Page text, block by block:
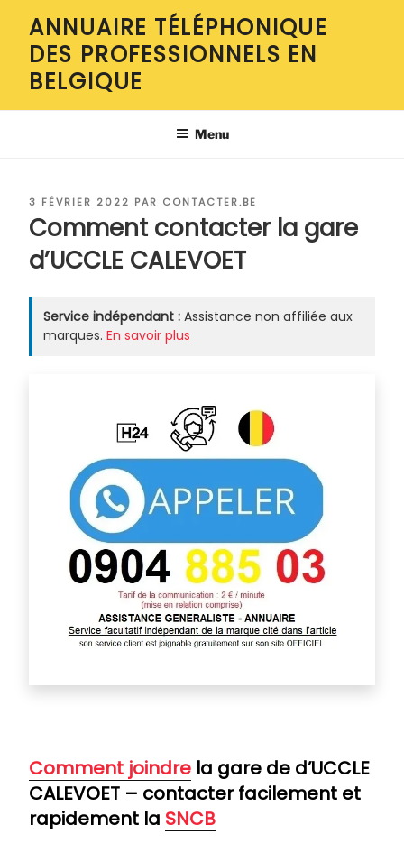
contenu
principal
ANNUAIRE TÉLÉPHONIQUE
DES PROFESSIONNELS EN
BELGIQUE
Menu
PUBLIÉ
LE
3 FÉVRIER 2022 PAR CONTACTER.BE
Comment contacter la gare
d’UCCLE CALEVOET
Service indépendant : Assistance non affiliée aux
marques. En savoir plus
Comment joindre la gare de d’UCCLE
CALEVOET – contacter facilement et
rapidement la SNCB